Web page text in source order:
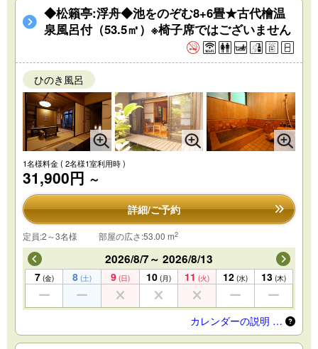
◆松籟亭:浮舟◆池をのぞむ8+6畳★古代檜温
泉風呂付（53.5㎡）※椅子席ではございません
ひのき風呂
1名様料金( 2名様1室利用時 )
31,900円 ～
詳細/ご予約
定員:2～3名様 部屋の広さ:53.00 m2
2026/8/7～ 2026/8/13
7 (金) 8 (土) 9 (日) 10 (月) 11 (火) 12 (水) 13 (木)
カレンダーの説明 …